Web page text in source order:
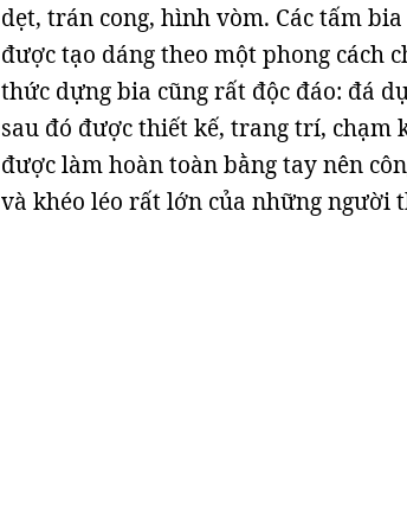
dẹt, trán cong, hình vòm. Các tấm
được tạo dáng theo một phong cách
thức dựng bia cũng rất độc đáo: đá
sau đó được thiết kế, trang trí, chạm
được làm hoàn toàn bằng tay nên
và khéo léo rất lớn của những người